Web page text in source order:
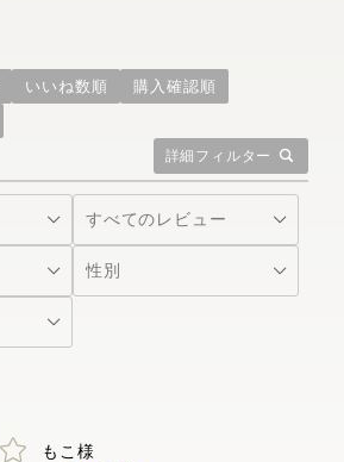
詳細フィルター
いいね数順
購入確認順
もこ様